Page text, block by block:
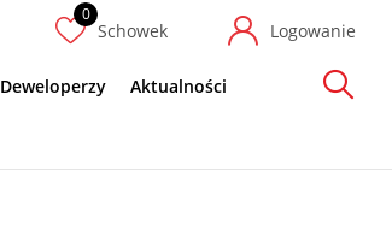
Schowek Logowanie
Deweloperzy Aktualności
Szukaj